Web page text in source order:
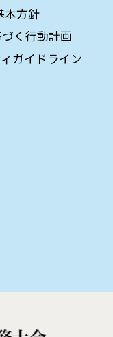
本方針
く⾏動計画
ガイドライン